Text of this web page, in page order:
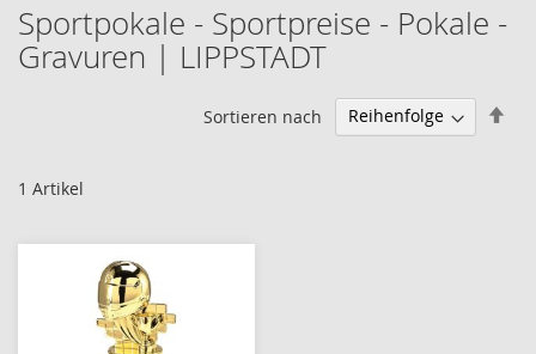
Sportpokale - Sportpreise - Pokale -
Gravuren | LIPPSTADT
1 Artikel
Sortieren nach